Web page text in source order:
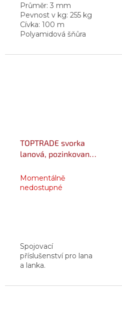
Průměr: 3 mm
Pevnost v kg: 255 kg
Cívka: 100 m
Polyamidová šňůra
TORNÁDO - velmi
TOPTRADE svorka
lanová, pozinkovaná,
Momentálně
nedostupné
Spojovací
příslušenství pro lana
a lanka.